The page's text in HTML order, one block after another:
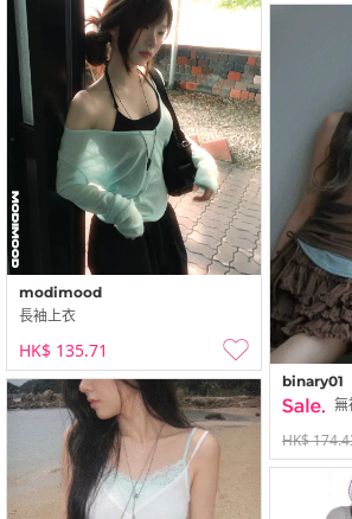
modimood
長袖上衣
HK$ 135.71
binary01
無
HK$